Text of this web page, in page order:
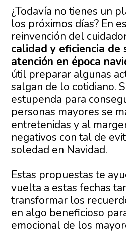
¿Todavía no tienes un
los próximos días? En
reinvención del
calidad y eficiencia de
atención en época
útil preparar algunas
salgan de lo cotidiano.
estupenda para
personas mayores se
entretenidas y al
negativos con tal de
soledad en Navidad.
Estas propuestas te
vuelta a estas fechas
transformar los
en algo beneficioso
emocional de los